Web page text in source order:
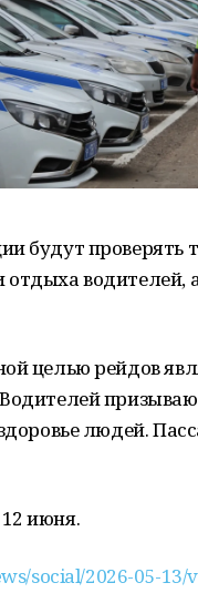
будут проверять
водителей,
целью рейдов
людей.
июня.
social/2026-05-